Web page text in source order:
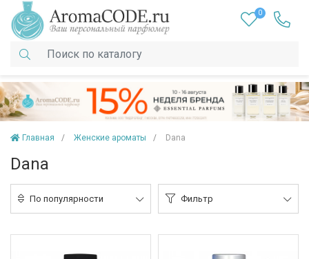
0
Главная Женские ароматы Dana
Dana
По популярности Фильтр